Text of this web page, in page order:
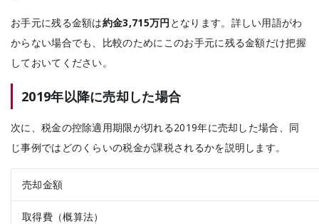
お手元に残る金額は約金3,715万円 となります。 詳しい用語がわ
からない場合でも、比較のためにこのお手元に残る金額だけ把握
しておいてください。
2019年以降に売却した場合
次に、税金の控除適用期限が切れる2019年に売却した場合、同
じ事例ではどのくらいの税金が課税されるかを説明します。
売却金額
取得費（概算法）